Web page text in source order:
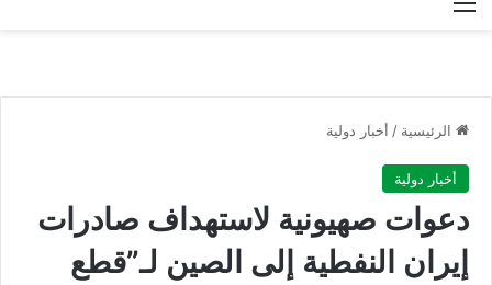
الرئيسية / أخبار دولية
أخبار دولية
دعوات صهيونية لاستهداف صادرات
إيران النفطية إلى الصين لـ”قطع